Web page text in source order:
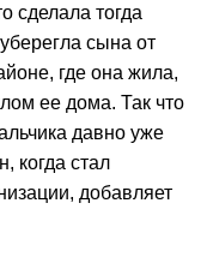
сделала тогда
сына от
где она жила,
ее дома. Так что
давно уже
когда стал
добавляет